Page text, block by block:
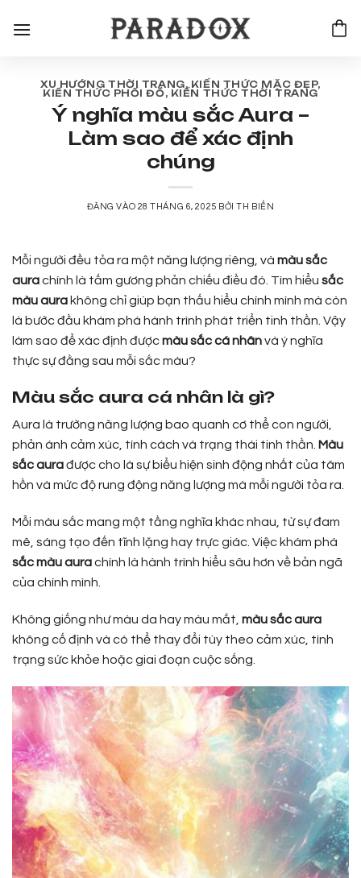
qua
XU HƯỚNG THỜI TRANG, KIẾN THỨC MẶC ĐẸP,
KIẾN THỨC PHỐI ĐỒ, KIẾN THỨC THỜI TRANG
Ý nghĩa màu sắc Aura –
Làm sao để xác định
chúng
ĐĂNG VÀO 28 THÁNG 6, 2025 BỞITH BIỂN
Mỗi người đều tỏa ra một năng lượng riêng, và màu sắc
aurachính là tấm gương phản chiếu điều đó. Tìm hiểu sắc
màu aurakhông chỉ giúp bạn thấu hiểu chính mình mà còn
là bước đầu khám phá hành trình phát triển tinh thần. Vậy
làm sao để xác định đượcmàu sắc cá nhânvà ý nghĩa
thực sự đằng sau mỗi sắc màu?
Màu sắc aura cá nhân là gì?
Aura là trường năng lượng bao quanh cơ thể con người,
phản ánh cảm xúc, tính cách và trạng thái tinh thần. Màu
sắc aurađược cho là sự biểu hiện sinh động nhất của tâm
hồn và mức độ rung động năng lượng mà mỗi người tỏa ra.
Mỗi màu sắc mang một tầng nghĩa khác nhau, từ sự đam
mê, sáng tạo đến tĩnh lặng hay trực giác. Việc khám phá
sắc màu aurachính là hành trình hiểu sâu hơn về bản ngã
của chính mình.
Không giống như màu da hay màu mắt, màu sắc aura
không cố định và có thể thay đổi tùy theo cảm xúc, tình
trạng sức khỏe hoặc giai đoạn cuộc sống.